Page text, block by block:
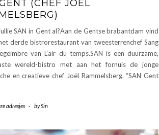
(CHEF JOEL
SAN in Gent al?Aan de Gentse brabantdam vind
derde bistrorestaurant van tweesterrenchef Sang
van L’air du temps.SAN is een duurzame,
wereld-bistro met aan het fornuis de jonge
en creatieve chef Joël Rammelsberg. “SAN Gent
adresjes - bySin